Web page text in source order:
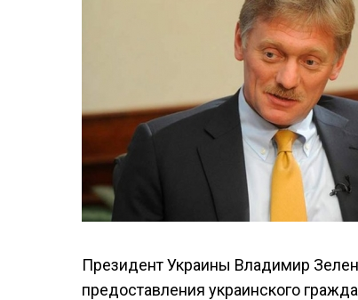
Президент Украины Владимир
предоставления украинского